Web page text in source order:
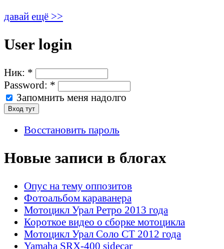
давай ещё >>
User login
Ник: *
Password: *
Запомнить меня надолго
Восстановить пароль
Новые записи в блогах
Опус на тему оппозитов
Фотоальбом караванера
Мотоцикл Урал Ретро 2013 года
Короткое видео о сборке мотоцикла
Мотоцикл Урал Соло СТ 2012 года
Yamaha SRX-400 sidecar